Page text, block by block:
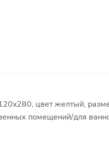
цвет желтый,
помещений/для